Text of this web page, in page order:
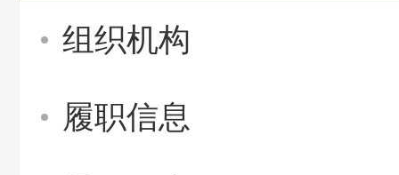
组织机构
履职信息